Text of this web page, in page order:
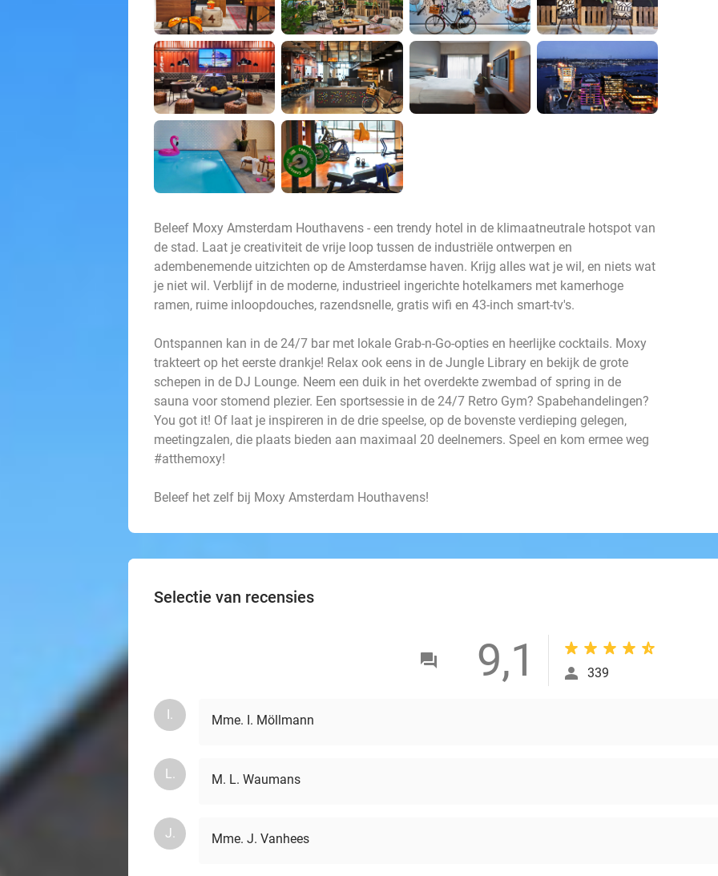
Beleef Moxy Amsterdam Houthavens - een trendy hotel in de klimaatneutrale hotspot van
de stad. Laat je creativiteit de vrije loop tussen de industriële ontwerpen en
adembenemende uitzichten op de Amsterdamse haven. Krijg alles wat je wil, en niets wat
je niet wil. Verblijf in de moderne, industrieel ingerichte hotelkamers met kamerhoge
ramen, ruime inloopdouches, razendsnelle, gratis wifi en 43-inch smart-tv's.
Ontspannen kan in de 24/7 bar met lokale Grab-n-Go-opties en heerlijke cocktails. Moxy
trakteert op het eerste drankje! Relax ook eens in de Jungle Library en bekijk de grote
schepen in de DJ Lounge. Neem een duik in het overdekte zwembad of spring in de
sauna voor stomend plezier. Een sportsessie in de 24/7 Retro Gym? Spabehandelingen?
You got it! Of laat je inspireren in de drie speelse, op de bovenste verdieping gelegen,
meetingzalen, die plaats bieden aan maximaal 20 deelnemers. Speel en kom ermee weg
#atthemoxy!
Beleef het zelf bij Moxy Amsterdam Houthavens!
Selectie van recensies
9,1 339
I. Mme. I. Möllmann
L. M. L. Waumans
J. Mme. J. Vanhees